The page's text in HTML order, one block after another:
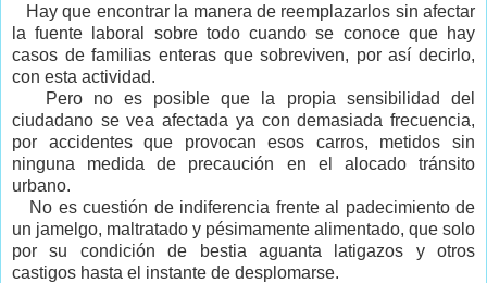
Hay que encontrar la manera de reemplazarlos sin afectar
la fuente laboral sobre todo cuando se conoce que hay
casos de familias enteras que sobreviven, por así decirlo,
con esta actividad.
Pero no es posible que la propia sensibilidad del
ciudadano se vea afectada ya con demasiada frecuencia,
por accidentes que provocan esos carros, metidos sin
ninguna medida de precaución en el alocado tránsito
urbano.
No es cuestión de indiferencia frente al padecimiento de
un jamelgo, maltratado y pésimamente alimentado, que solo
por su condición de bestia aguanta latigazos y otros
castigos hasta el instante de desplomarse.